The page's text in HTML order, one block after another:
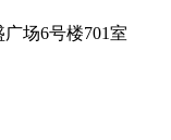
场6号楼701室